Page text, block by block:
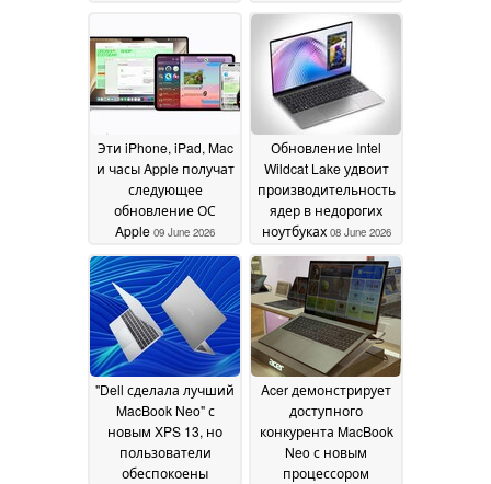
оценило такую
щедрость17 June 2026
раскрывает
подробности
проекта Project Firefly
11 June 2026
Эти iPhone, iPad, Mac
и часы Apple получат
следующее
обновление ОС
Apple 09 June 2026
Обновление Intel
Wildcat Lake удвоит
производительность
ядер в недорогих
ноутбуках 08 June 2026
"Dell сделала лучший
MacBook Neo" с
новым XPS 13, но
пользователи
обеспокоены
Acer демонстрирует
доступного
конкурента MacBook
Neo с новым
процессором